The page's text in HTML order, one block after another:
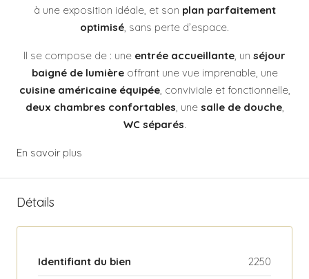
à une exposition idéale, et son plan parfaitement
optimisé , sans perte d’espace.
Il se compose de : une entrée accueillante , un séjour
baigné de lumièreoffrant une vue imprenable, une
cuisine américaine équipée, conviviale et fonctionnelle,
deux chambres confortables , une salle de douche,
WC séparés.
En savoir plus
Détails
Identifiant du bien 2250